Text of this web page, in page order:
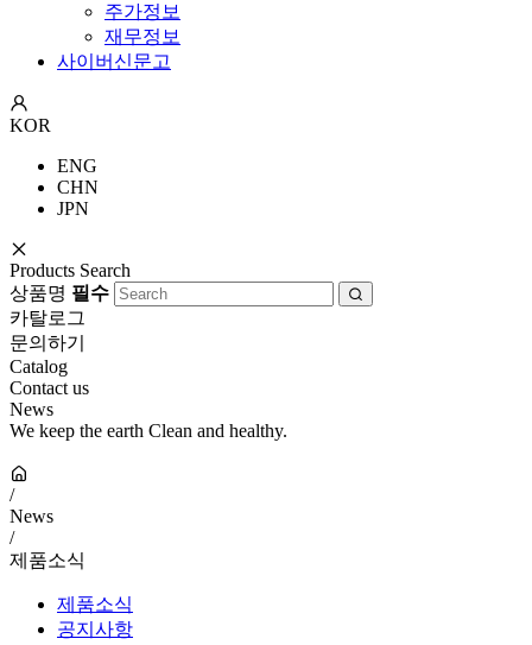
주가정보
재무정보
사이버신문고
KOR
ENG
CHN
JPN
Products Search
상품명 필수
카탈로그
문의하기
Catalog
Contact us
News
We keep the earth Clean and healthy.
/
News
/
제품소식
제품소식
공지사항